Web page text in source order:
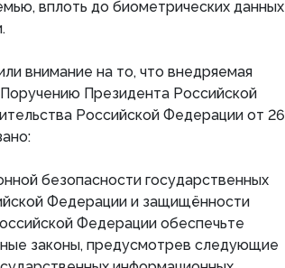
вплоть до биометрических данных
внимание на то, что внедряемая
Президента Российской
Российской Федерации от 26
безопасности государственных
Федерации и защищённости
Федерации обеспечьте
законы, предусмотрев следующие